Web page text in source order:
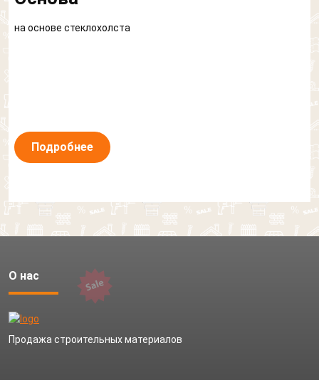
на основе cтеклохолста
Подробнее
О нас
Продажа строительных материалов